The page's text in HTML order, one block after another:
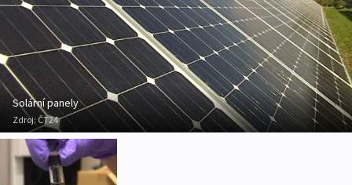
Solární panely
Zdroj: ČT24